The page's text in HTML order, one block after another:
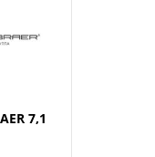
7,1